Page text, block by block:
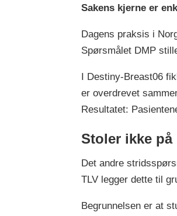
Sakens kjerne er
Dagens praksis i
Spørsmålet DMP
I Destiny-Breast06
er overdrevet
Resultatet:
Stoler ikke på
Det andre
TLV legger dette til
Begrunnelsen er at